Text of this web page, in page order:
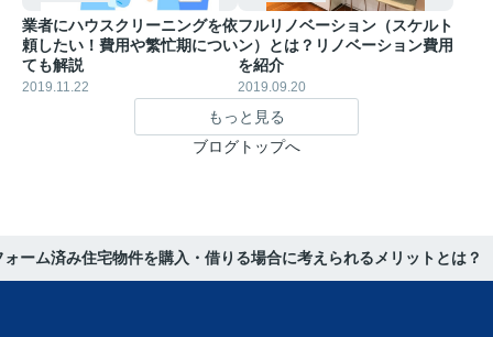
業者にハウスクリーニングを依
頼したい！費用や繁忙期につい
ても解説
2019.11.22
フルリノベーション（スケルト
ン）とは？リノベーション費用
を紹介
2019.09.20
もっと見る
ブログトップへ
ォーム済み住宅物件を購入・借りる場合に考えられるメリットとは？